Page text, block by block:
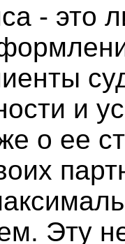
- это
и
о ее
Эту